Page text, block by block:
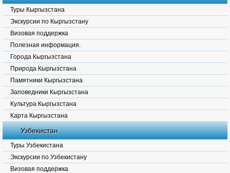
Туры Кыргызстана
Экскурсии по Кыргызстану
Визовая поддержка
Полезная информация.
Города Кыргызстана
Природа Кыргызстана
Памятники Кыргызстана
Заповедники Кыргызстана
Культура Кыргызстана
Карта Кыргызстана
Узбекистан
Туры Узбекистана
Экскурсии по Узбекистану
Визовая поддержка